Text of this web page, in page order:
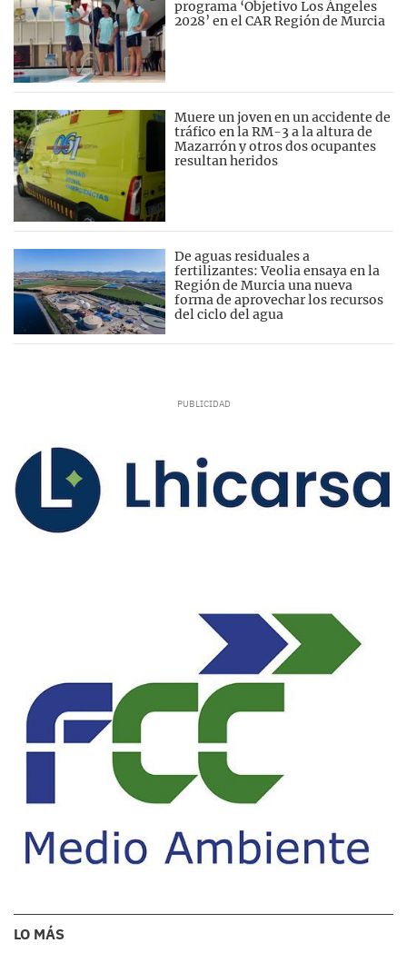
programa ‘Objetivo Los Ángeles
2028’ en el CAR Región de Murcia
Muere un joven en un accidente de
tráfico en la RM-3 a la altura de
Mazarrón y otros dos ocupantes
resultan heridos
De aguas residuales a
fertilizantes: Veolia ensaya en la
Región de Murcia una nueva
forma de aprovechar los recursos
del ciclo del agua
LO MÁS